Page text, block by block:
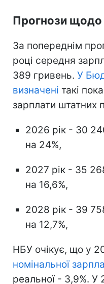
Прогнози щодо
За попереднім
році середня
389 гривень. У
визначені такі
зарплати штатних
2026 рік - 30
на 24%,
2027 рік - 35
на 16,6%,
2028 рік - 39
на 12,7%,
НБУ очікує, що у
номінальної
реальної - 3,9%. У